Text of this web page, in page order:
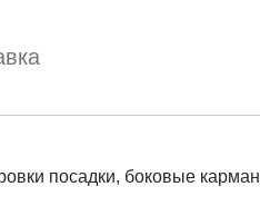
посадки, боковые